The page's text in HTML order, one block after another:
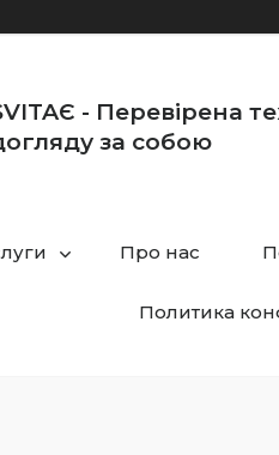
- Перевірена
за собою
Про нас
Политика